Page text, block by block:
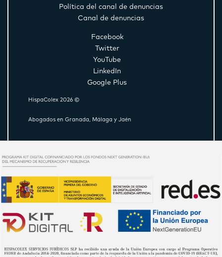
Política del canal de denuncias
Canal de denuncias
Facebook
Twitter
YouTube
LinkedIn
Google Plus
HispaColex 2026 ©
Abogados en Granada, Málaga y Jaén